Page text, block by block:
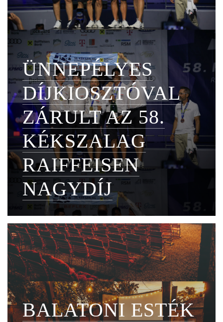
ÜNNEPÉLYES
DÍJKIOSZTÓVAL
ZÁRULT AZ 58.
KÉKSZALAG
RAIFFEISEN
NAGYDÍJ
BALATONI ESTÉK